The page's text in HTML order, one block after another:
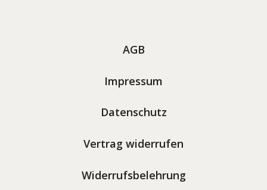
AGB
Impressum
Datenschutz
Vertrag widerrufen
Widerrufsbelehrung